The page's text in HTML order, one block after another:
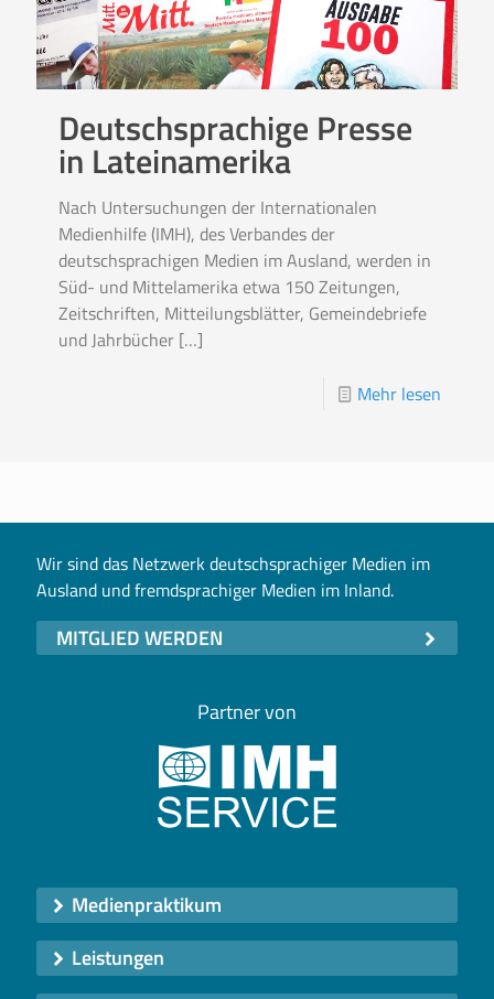
Deutschsprachige Presse
in Lateinamerika
Nach Untersuchungen der Internationalen
Medienhilfe (IMH), des Verbandes der
deutschsprachigen Medien im Ausland, werden in
Süd- und Mittelamerika etwa 150 Zeitungen,
Zeitschriften, Mitteilungsblätter, Gemeindebriefe
und Jahrbücher […]
Mehr lesen
Wir sind das Netzwerk deutschsprachiger Medien im
Ausland und fremdsprachiger Medien im Inland.
MITGLIED WERDEN
Partner von
Medienpraktikum
Leistungen